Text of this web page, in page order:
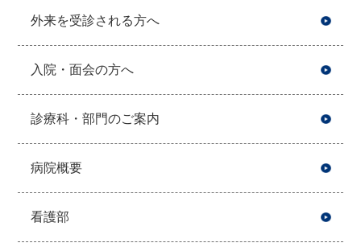
外来を受診される方へ
入院・面会の方へ
診療科・部門のご案内
病院概要
看護部